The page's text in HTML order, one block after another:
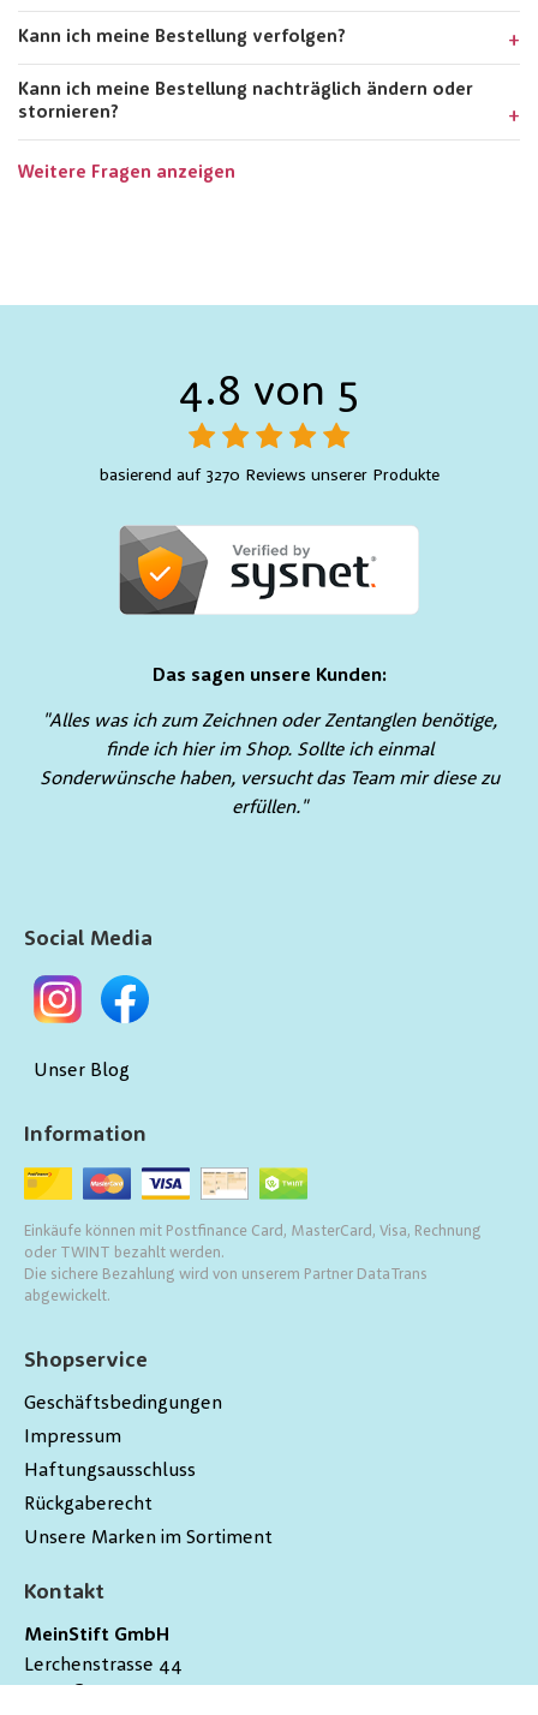
Kann ich meine Bestellung verfolgen?
Kann ich meine Bestellung nachträglich ändern oder
stornieren?
Weitere Fragen anzeigen
4.8 von 5
basierend auf 3270 Reviews unserer Produkte
Das sagen unsere Kunden:
"Alles was ich zum Zeichnen oder Zentanglen benötige,
finde ich hier im Shop. Sollte ich einmal
Sonderwünsche haben, versucht das Team mir diese zu
erfüllen."
Kontakt
MeinStift GmbH
Lerchenstrasse 44
Shopservice
Geschäftsbedingungen
Impressum
Haftungsausschluss
Rückgaberecht
Unsere Marken im Sortiment
Information
Einkäufe können mit Postfinance Card, MasterCard, Visa, Rechnung
oder TWINT bezahlt werden.
Die sichere Bezahlung wird von unserem Partner DataTrans
abgewickelt.
Social Media
Unser Blog